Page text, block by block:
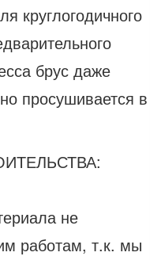
круглогодичного
брус даже
просушивается в
не
работам, т.к. мы